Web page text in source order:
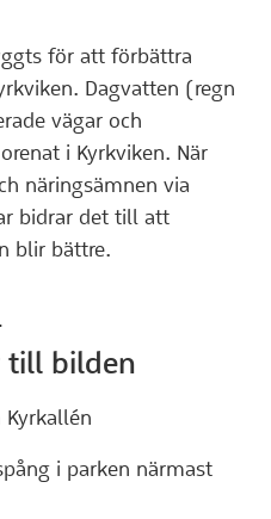
för att förbättra
Dagvatten (regn
vägar och
i Kyrkviken. När
näringsämnen via
bidrar det till att
blir bättre.
till bilden
i parken närmast